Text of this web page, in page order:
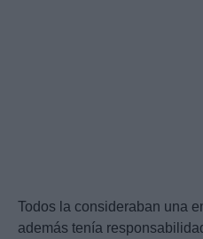
Todos la consideraban una
además tenía